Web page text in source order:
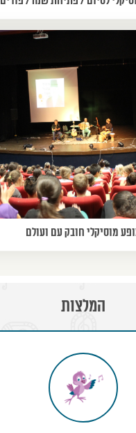
מוסיקלי חובק עם ועולם
המלצות